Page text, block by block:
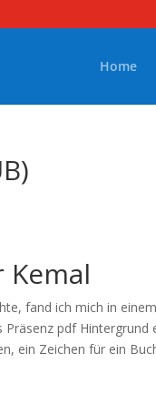
Home
fand ich mich in
pdf Hintergrund
ein Zeichen für ein